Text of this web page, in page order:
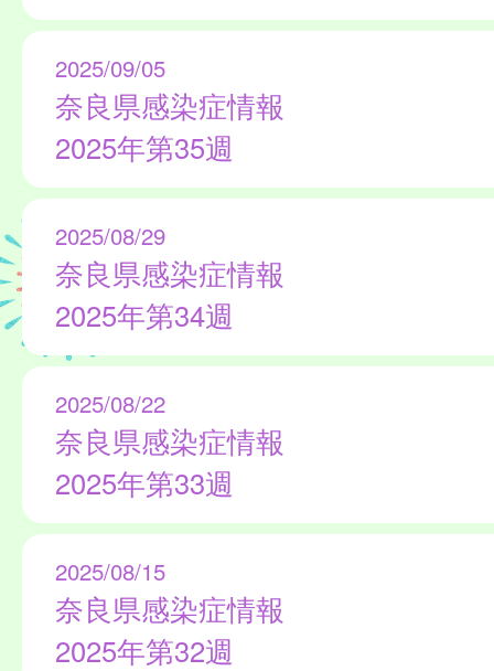
2025/09/05
奈良県感染症情報
2025年第35週
2025/08/29
奈良県感染症情報
2025年第34週
2025/08/22
奈良県感染症情報
2025年第33週
2025/08/15
奈良県感染症情報
2025年第32週